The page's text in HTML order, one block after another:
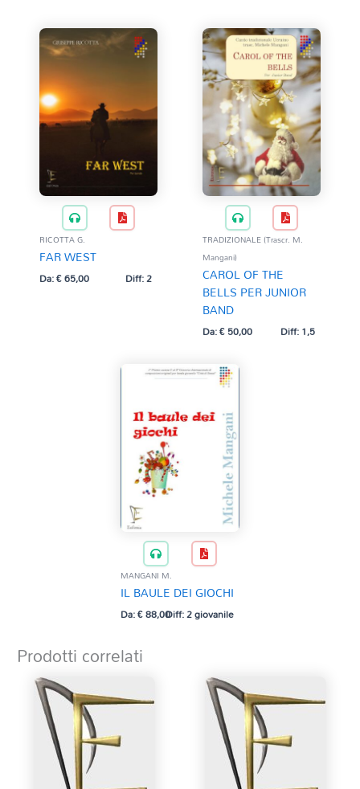
RICOTTA G.
FAR WEST
Da:€65,00 Diff: 2
TRADIZIONALE (Trascr. M.
Mangani)
CAROL OF THE
BELLS PER JUNIOR
BAND
Da:€50,00 Diff: 1,5
MANGANI M.
IL BAULE DEI GIOCHI
Da:€88,00Diff: 2 giovanile
Prodotti correlati